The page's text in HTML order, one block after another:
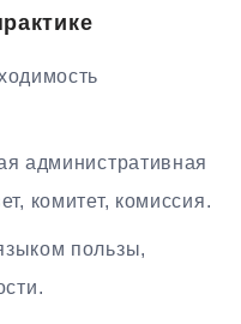
административная
комитет, комиссия.
пользы,